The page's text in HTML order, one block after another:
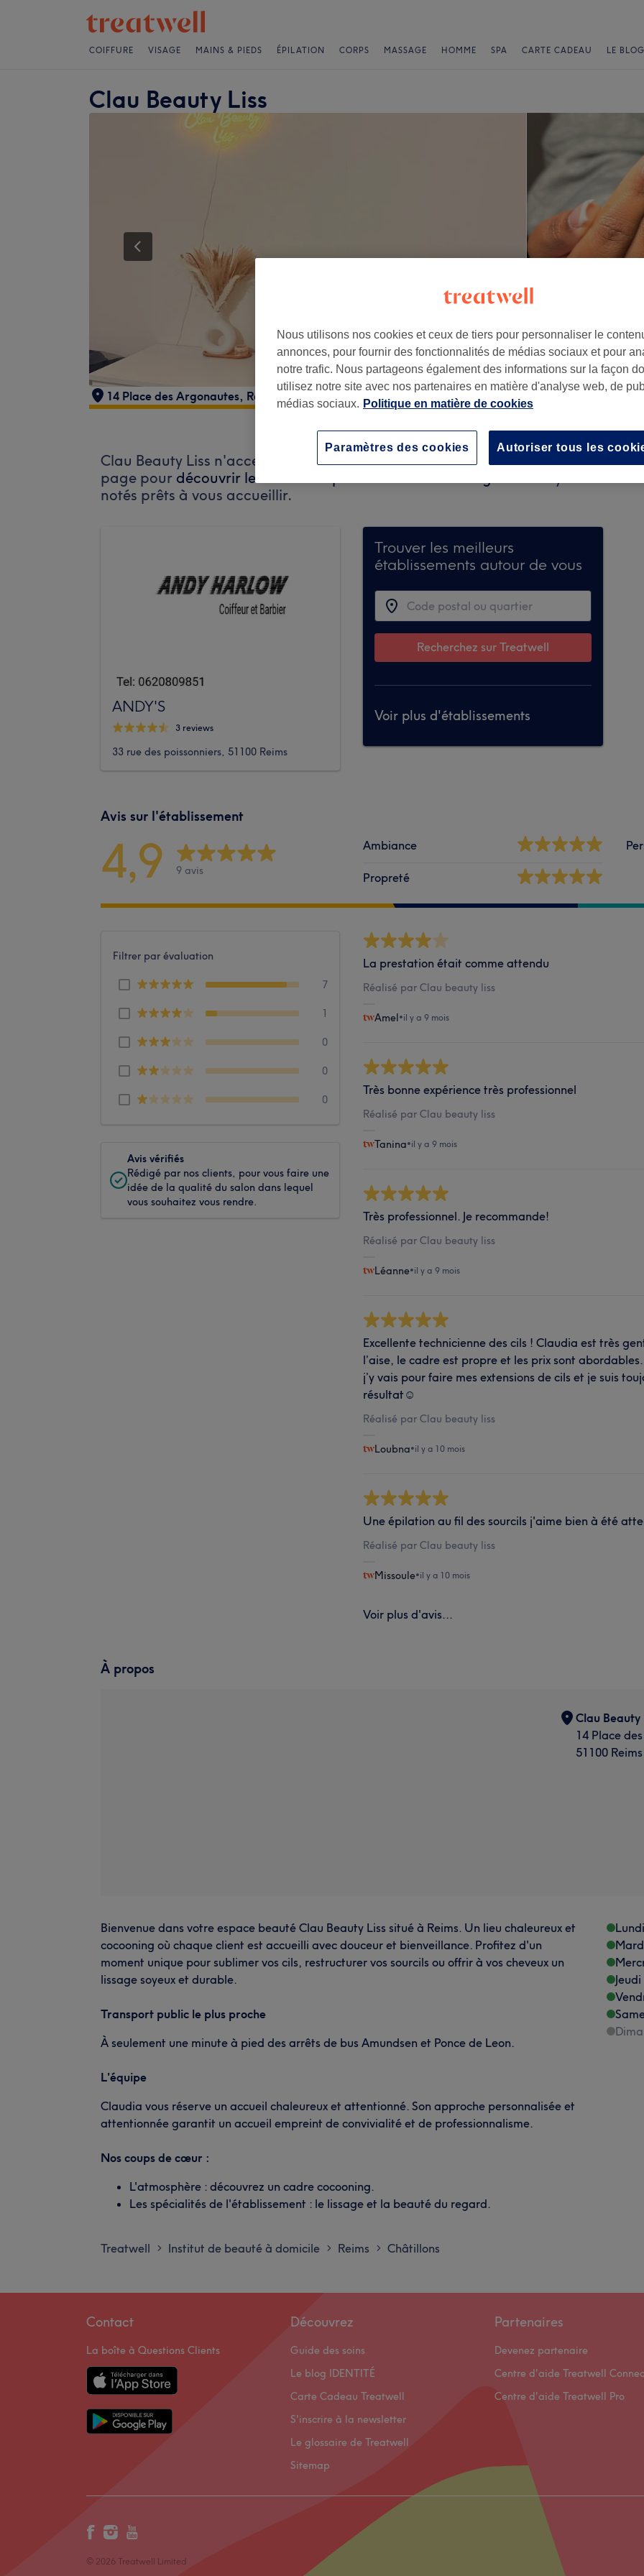
COIFFURE VISAGE MAINS & PIEDS ÉPILATION CORPS MASSAGE HOMME SPA CARTE CADEAU LE
Clau Beauty Liss
14 Place des Argonautes, Reims 51100
Clau Beauty Liss n'accepte pas encore de réservations sur Treatwell. Utilisez la
page pour découvrir les salons disponibles dans votre région.
Vous y trouverez
notés prêts à vous accueillir.
ANDY'S
3 reviews
33 rue des poissonniers, 51100 Reims
Trouver les meilleurs
établissements autour de vous
Recherchez sur Treatwell
Voir plus d'établissements
Avis sur l'établissement
4,9 9 avis
Ambiance
Propreté
Filtrer par évaluation
7
1
0
0
0
Avis vérifiés
Rédigé par nos clients, pour vous faire une
idée de la qualité du salon dans lequel
vous souhaitez vous rendre.
La prestation était comme attendu
Réalisé par Clau beauty liss
Amel•il y a 9 mois
Très bonne expérience très professionnel
Réalisé par Clau beauty liss
Tanina•il y a 9 mois
Très professionnel. Je recommande!
Réalisé par Clau beauty liss
Léanne•il y a 9 mois
Excellente technicienne des cils ! Claudia est très
l’aise, le cadre est propre et les prix sont
j’y vais pour faire mes extensions de cils et je suis
résultat☺️
Réalisé par Clau beauty liss
Loubna•il y a 10 mois
Une épilation au fil des sourcils j'aime bien à été
Réalisé par Clau beauty liss
Missoule•il y a 10 mois
Voir plus d'avis...
À propos
Clau Beauty
14 Place
51100 Reims
Bienvenue dans votre espace beauté Clau Beauty Liss situé à Reims. Un lieu chaleureux et
cocooning où chaque client est accueilli avec douceur et bienveillance. Profitez d'un
moment unique pour sublimer vos cils, restructurer vos sourcils ou offrir à vos cheveux un
lissage soyeux et durable.
Transport public le plus proche
À seulement une minute à pied des arrêts de bus Amundsen et Ponce de Leon.
L'équipe
Claudia vous réserve un accueil chaleureux et attentionné. Son approche personnalisée et
attentionnée garantit un accueil empreint de convivialité et de professionnalisme.
Nos coups de cœur :
L'atmosphère : découvrez un cadre cocooning.
Les spécialités de l'établissement : le lissage et la beauté du regard.
Lundi
Jeudi
Treatwell > Institut de beauté à domicile > Reims > Châtillons
Contact
La boîte à Questions Clients
Découvrez
Guide des soins
Le blog IDENTITÉ
Carte Cadeau Treatwell
S'inscrire à la newsletter
Le glossaire de Treatwell
Sitemap
Partenaires
Devenez partenaire
Centre d'aide Treatwell
Centre d'aide Treatwell Pro
© 2026 Treatwell Limited
Nous utilisons nos cookies et ceux de tiers pour personnaliser le
annonces, pour fournir des fonctionnalités de médias sociaux et pour
notre trafic. Nous partageons également des informations sur la façon
utilisez notre site avec nos partenaires en matière d'analyse web, de
médias sociaux. Politique en matière de cookies
Autoriser tous les
Paramètres des cookies